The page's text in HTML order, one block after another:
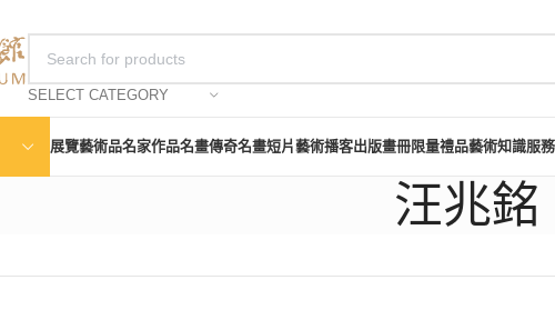
SELECT CATEGORY
展覽藝術品名家作品名畫傳奇名畫短片藝術播客出版畫冊限量禮品藝術知識服
汪兆銘